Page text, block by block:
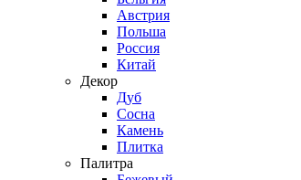
Австрия
Польша
Россия
Китай
Декор
Дуб
Сосна
Камень
Плитка
Палитра